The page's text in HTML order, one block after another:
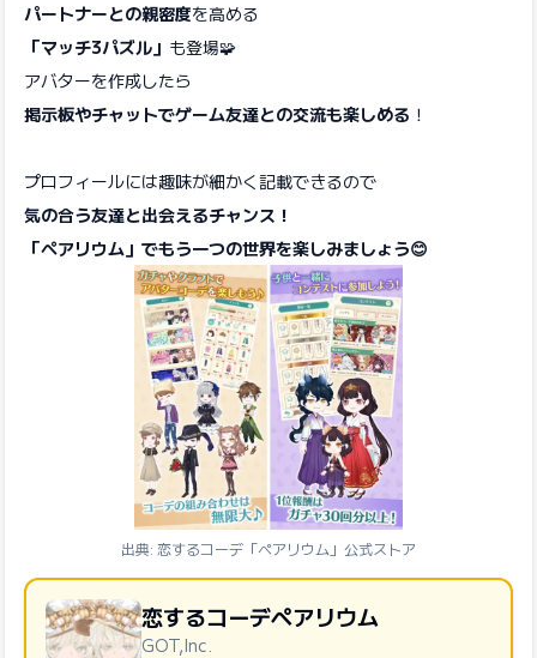
パートナーとの親密度を高める
「マッチ3パズル」 も登場🧩
アバターを作成したら
掲示板やチャットでゲーム友達との交流も楽しめる ！
プロフィールには趣味が細かく記載できるので
気の合う友達と出会えるチャンス！
「ペアリウム」でもう一つの世界を楽しみましょう😊
出典: 恋するコーデ「ペアリウム」公式ストア
恋するコーデペアリウム
GOT,Inc.